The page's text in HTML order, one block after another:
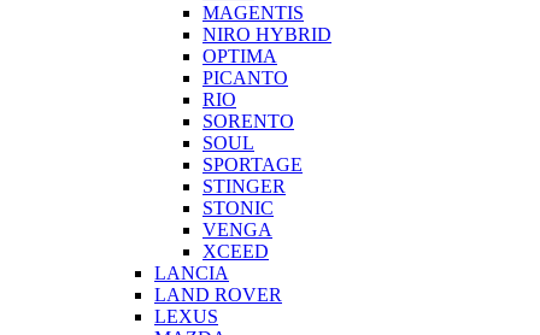
MAGENTIS
NIRO HYBRID
OPTIMA
PICANTO
RIO
SORENTO
SOUL
SPORTAGE
STINGER
STONIC
VENGA
XCEED
LANCIA
LAND ROVER
LEXUS